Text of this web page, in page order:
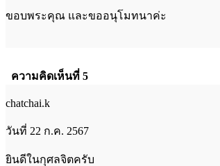
ขอบพระคุณ และขออนุโมทนาค่ะ
ความคิดเห็นที่ 5
chatchai.k
วันที่ 22 ก.ค. 2567
ยินดีในกุศลจิตครับ